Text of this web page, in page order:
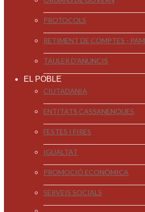
PROTOCOLS
RETIMENT DE COMPTES - PAM
TAULER D'ANUNCIS
EL POBLE
CIUTADANIA
ENTITATS CASSANENQUES
FESTES I FIRES
IGUALTAT
PROMOCIÓ ECONÒMICA
SERVEIS SOCIALS